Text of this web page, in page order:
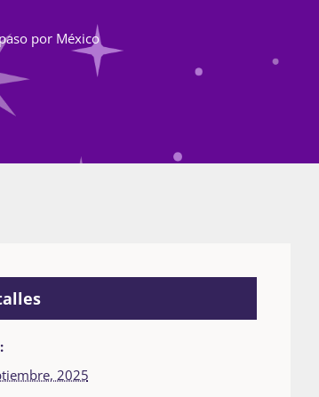
por México
2025